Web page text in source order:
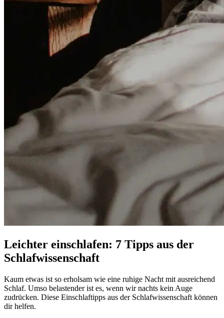
Leichter einschlafen: 7 Tipps aus der
Schlafwissenschaft
Kaum etwas ist so erholsam wie eine ruhige Nacht mit ausreichend
Schlaf. Umso belastender ist es, wenn wir nachts kein Auge
zudrücken. Diese Einschlaftipps aus der Schlafwissenschaft können
dir helfen.